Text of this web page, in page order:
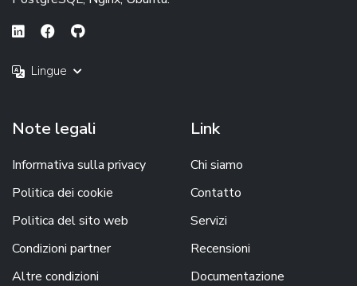
Lingue
Note legali
Informativa sulla privacy
Politica dei cookie
Politica del sito web
Condizioni partner
Altre condizioni
Link
Chi siamo
Contatto
Servizi
Recensioni
Documentazione